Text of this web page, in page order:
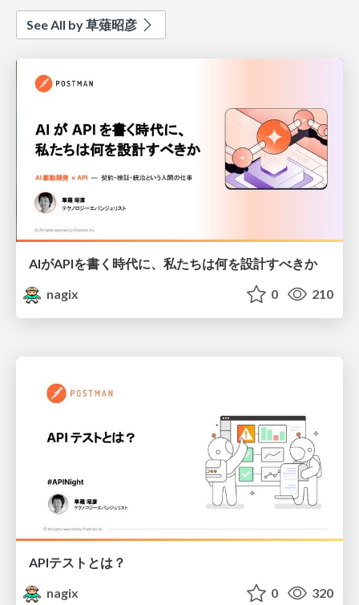
See All by 草薙昭彦
AIがAPIを書く時代に、私たちは何を設計すべきか
nagix
0 210
APIテストとは？
nagix
0 320